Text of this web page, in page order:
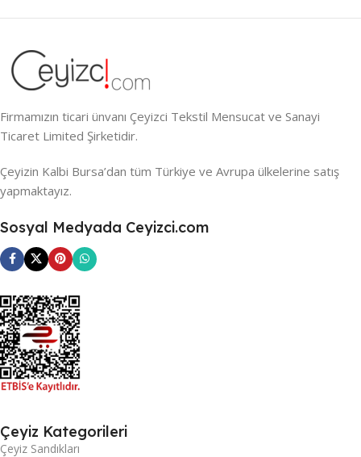
Firmamızın ticari ünvanı Çeyizci Tekstil Mensucat ve Sanayi
Ticaret Limited Şirketidir.
Çeyizin Kalbi Bursa’dan tüm Türkiye ve Avrupa ülkelerine satış
yapmaktayız.
Sosyal Medyada Ceyizci.com
Çeyiz Kategorileri
Çeyiz Sandıkları